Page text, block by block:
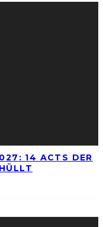
14 ACTS DER